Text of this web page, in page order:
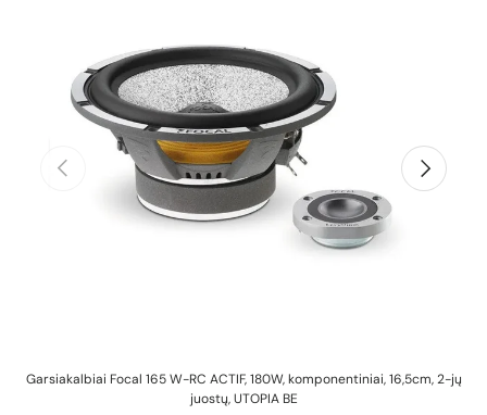
Garsiakalbiai Focal 165 W-RC ACTIF, 180W, komponentiniai, 16,5cm, 2-jų
juostų, UTOPIA BE
Ankstesnis Kitas